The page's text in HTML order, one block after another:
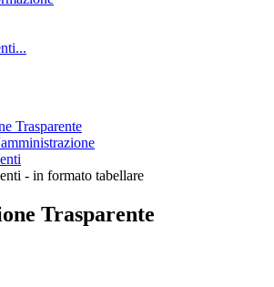
Trasparente
- in formato tabellare
Trasparente